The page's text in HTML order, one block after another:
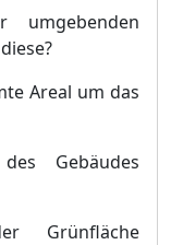
Areal um das
Gebäudes
Grünfläche